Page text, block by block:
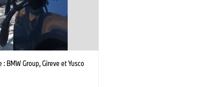
: BMW Group, Gireve et Yusco